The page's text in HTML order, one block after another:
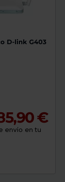
D-link G403
€
envío en tu